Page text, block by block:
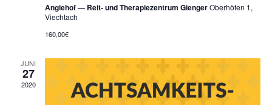
Angiehof — Reit- und Therapiezentrum GiengerOberhöfen 1,
Viechtach
160,00€
JUNI
27
2020